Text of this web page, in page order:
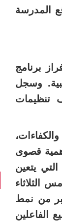
المدرسة
برنامج
وسجل
تنظيمات
قصوى
يتعين
الثلاثاء
من نمط
الفاعلين